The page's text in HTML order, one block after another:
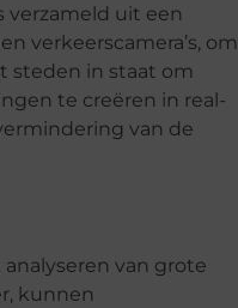
verzameld uit een
verkeerscamera’s, om
steden in staat om
te creëren in real-
van de
van grote
kunnen